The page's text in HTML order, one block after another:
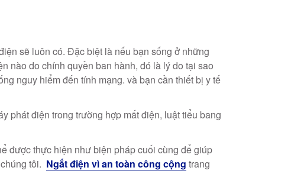
sẽ luôn có. Đặc biệt là nếu bạn sống ở những
nào do chính quyền ban hành, đó là lý do tại sao
nguy hiểm đến tính mạng. và bạn cần thiết bị y tế
phát điện trong trường hợp mất điện, luật tiểu bang
được thực hiện như biện pháp cuối cùng để giúp
tôi. Ngắt điện vì an toàn công cộng trang